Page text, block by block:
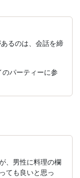
るのは、会話を締
パーティーに参
、男性に料理の欄
ても良いと思っ